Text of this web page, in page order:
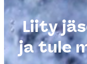
Liity
ja tule